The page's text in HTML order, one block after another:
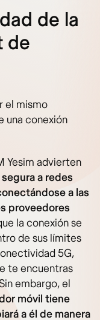
de la
de
el mismo
una conexión
Yesim advierten
a redes
a las
proveedores
la conexión se
de sus límites
5G,
te encuentras
embargo, el
móvil tiene
a él de manera